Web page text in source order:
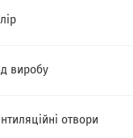
виробу
отвори